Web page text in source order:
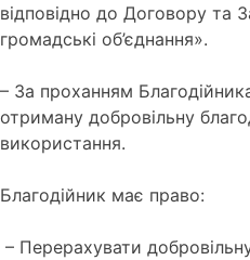
відповідно до Договору та
громадські об’єднання».
– За проханням
отриману добровільну
використання.
Благодійник має право:
– Перерахувати